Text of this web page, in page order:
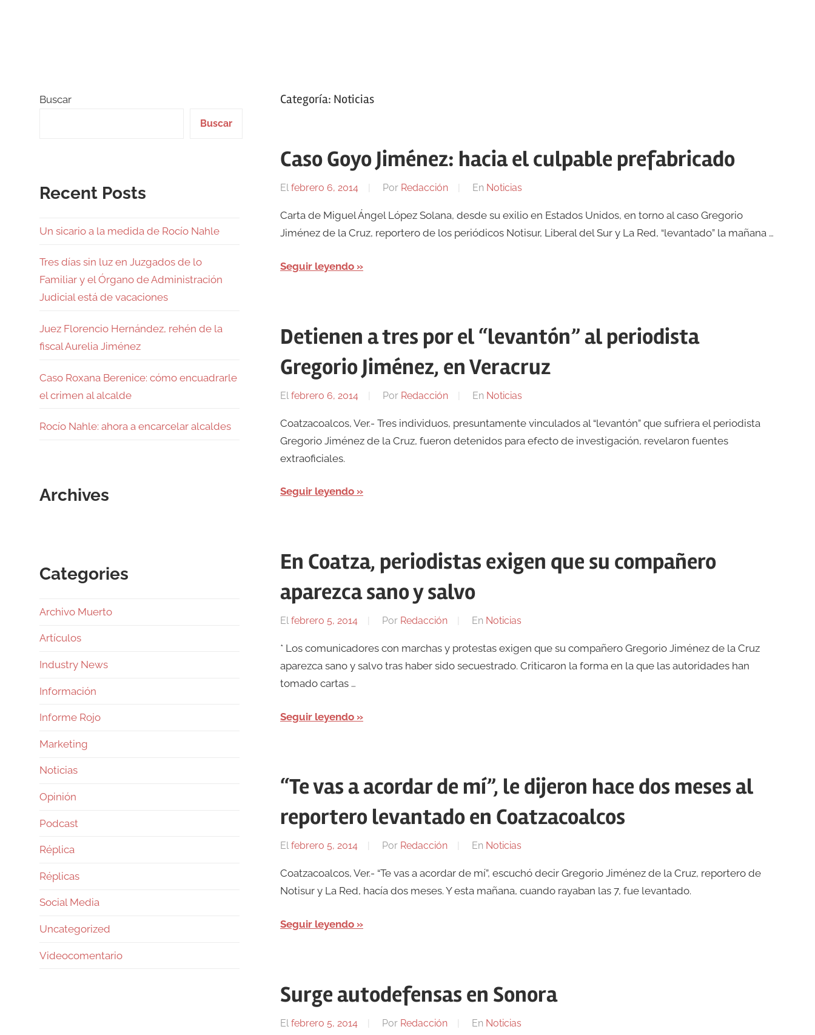
Categoría: Noticias
Caso Goyo Jiménez: hacia el culpable prefabricado
Elfebrero 6, 2014 Por Redacción En Noticias
Carta de Miguel Ángel López Solana, desde su exilio en Estados Unidos, en torno al caso Gregorio
Jiménez de la Cruz, reportero de los periódicos Notisur, Liberal del Sur y La Red, “levantado” la mañana …
Seguir leyendo
Detienen a tres por el “levantón” al periodista
Gregorio Jiménez, en Veracruz
El febrero 6, 2014 Por Redacción En Noticias
Coatzacoalcos, Ver.- Tres individuos, presuntamente vinculados al “levantón” que sufriera el periodista
Gregorio Jiménez de la Cruz, fueron detenidos para efecto de investigación, revelaron fuentes
extraoficiales.
Seguir leyendo
En Coatza, periodistas exigen que su compañero
aparezca sano y salvo
Elfebrero 5, 2014 Por Redacción En Noticias
* Los comunicadores con marchas y protestas exigen que su compañero Gregorio Jiménez de la Cruz
aparezca sano y salvo tras haber sido secuestrado. Criticaron la forma en la que las autoridades han
tomado cartas …
Seguir leyendo
“Te vas a acordar de mí”, le dijeron hace dos meses al
reportero levantado en Coatzacoalcos
Elfebrero 5, 2014 Por Redacción En Noticias
Coatzacoalcos, Ver.- “Te vas a acordar de mí”, escuchó decir Gregorio Jiménez de la Cruz, reportero de
Notisur y La Red, hacía dos meses. Y esta mañana, cuando rayaban las 7, fue levantado.
Seguir leyendo
Surge autodefensas en Sonora
Elfebrero 5, 2014 Por Redacción En Noticias
Buscar
Buscar
Recent Posts
Un sicario a la medida de Rocío Nahle
Tres días sin luz en Juzgados de lo
Familiar y el Órgano de Administración
Judicial está de vacaciones
Juez Florencio Hernández, rehén de la
fiscal Aurelia Jiménez
Caso Roxana Berenice: cómo encuadrarle
el crimen al alcalde
Rocío Nahle: ahora a encarcelar alcaldes
Archives
Categories
Archivo Muerto
Artículos
Industry News
Información
Informe Rojo
Marketing
Noticias
Opinión
Podcast
Réplica
Réplicas
Social Media
Uncategorized
Videocomentario